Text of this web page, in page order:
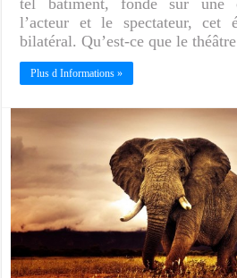
l’acteur et le spectateur, cet
bilatéral. Qu’est-ce que le
Plus d Informations »